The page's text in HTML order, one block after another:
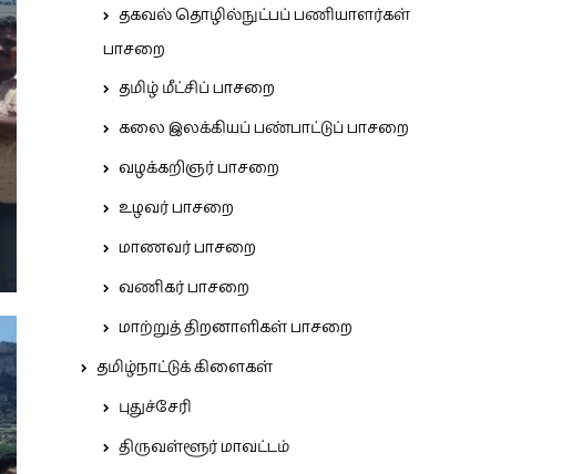
தகவல் தொழில்நுட்பப் பணியாளர்கள்
பாசறை
தமிழ் மீட்சிப் பாசறை
கலை இலக்கியப் பண்பாட்டுப் பாசறை
வழக்கறிஞர் பாசறை
உழவர் பாசறை
மாணவர் பாசறை
வணிகர் பாசறை
மாற்றுத் திறனாளிகள் பாசறை
தமிழ்நாட்டுக் கிளைகள்
புதுச்சேரி
திருவள்ளூர் மாவட்டம்